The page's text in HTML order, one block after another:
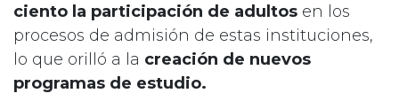
ciento la participación de adultos en los
procesos de admisión de estas instituciones,
lo que orilló a la creación de nuevos
programas de estudio.